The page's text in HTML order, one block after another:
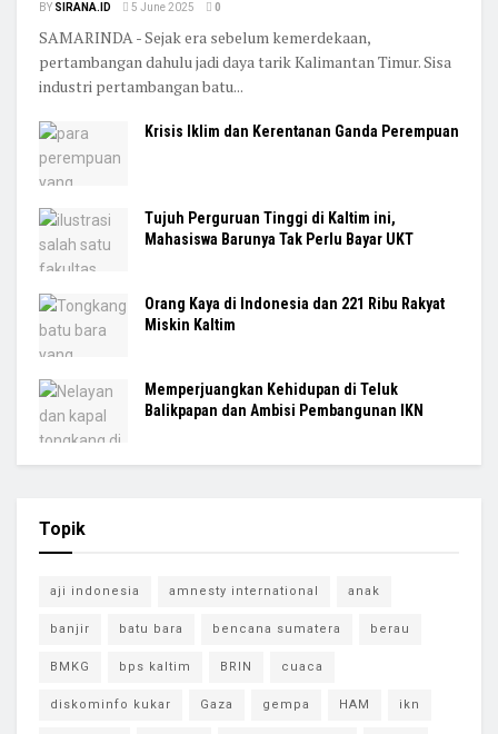
BY SIRANA.ID 5 June 2025 0
SAMARINDA - Sejak era sebelum kemerdekaan,
pertambangan dahulu jadi daya tarik Kalimantan Timur. Sisa
industri pertambangan batu...
Krisis Iklim dan Kerentanan Ganda Perempuan
Tujuh Perguruan Tinggi di Kaltim ini,
Mahasiswa Barunya Tak Perlu Bayar UKT
Orang Kaya di Indonesia dan 221 Ribu Rakyat
Miskin Kaltim
Memperjuangkan Kehidupan di Teluk
Balikpapan dan Ambisi Pembangunan IKN
Topik
aji indonesia amnesty international anak
banjir batu bara bencana sumatera berau
BMKG bps kaltim BRIN cuaca
diskominfo kukar Gaza gempa HAM ikn